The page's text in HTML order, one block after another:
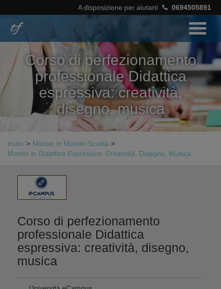
A disposizione per aiutarti 0694505891
Corso di perfezionamento
professionale Didattica
espressiva: creatività,
disegno, musica
Inizio > Master in Mondo Scuola >
Master in Didattica Espressiva: Creatività, Disegno, Musica
Corso di perfezionamento
professionale Didattica
espressiva: creatività, disegno,
musica